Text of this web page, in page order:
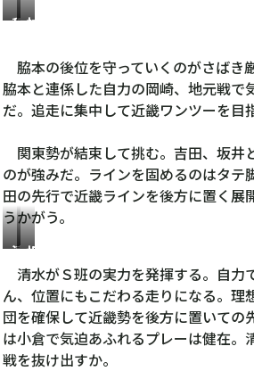
稲
翔
神
拓
弥
脇本の後位を守っていくのがさばき
脇本と連係した自力の岡崎、地元戦で
だ。追走に集中して近畿ワンツーを目指
関東勢が結束して挑む。吉田、坂井
のが強みだ。ラインを固めるのはタテ
田の先行で近畿ラインを後方に置く展
うかがう。
清
水
裕
友
根
田
空
史
清水がＳ班の実力を発揮する。自力
ん、位置にもこだわる走りになる。理
団を確保して近畿勢を後方に置いての
は小倉で気迫あふれるプレーは健在。
戦を抜け出すか。